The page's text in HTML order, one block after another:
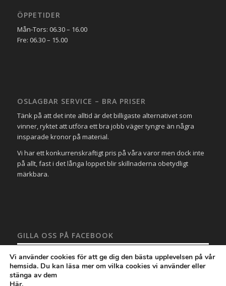
ÖPPETIDER
Mån-Tors: 06.30 – 16.00
Fre: 06.30 – 15.00
OSLAGBAR SERVICE – BRA PRISER
Tänk på att det inte alltid är det billigaste alternativet som
vinner, ryktet att utföra ett bra jobb väger tyngre än några
insparade kronor på material.
Vi har ett konkurrenskraftigt pris på våra varor men dock inte
på allt, fast i det långa loppet blir skillnaderna obetydligt
märkbara.
GILLA OSS PÅ FACEBOOK
Vi använder cookies för att ge dig den bästa upplevelsen på vår
hemsida. Du kan läsa mer om vilka cookies vi använder eller
stänga av dem